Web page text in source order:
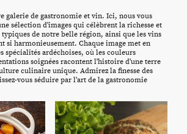
galerie de gastronomie et vin. Ici, nous vous
sélection d'images qui célèbrent la richesse et
de notre belle région, ainsi que les vins
si harmonieusement. Chaque image met en
spécialités ardéchoises, où les couleurs
soignées racontent l'histoire d'une terre
culinaire unique. Admirez la finesse des
vous séduire par l'art de la gastronomie